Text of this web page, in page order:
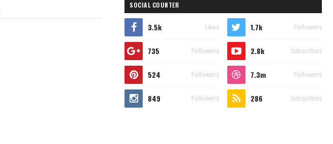
SOCIAL COUNTER
3.5k Likes 1.7k Followers
735 Followers 2.8k Subscribes
524 Followers 7.3m Followers
849 Followers 286 Subscribes